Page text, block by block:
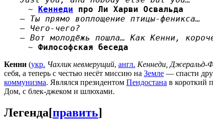
~ Кеннеди про Ли Харви Освальда
— Ты прямо воплощение птицы-феникса…
— Чего-чего?
— Вот молодёжь пошла… Как Кенни,
~ Философская беседа
Кенни (укр. Чахлик невмерущий, англ. Кеннеди, Джеральд-
себя, а теперь с честью несёт миссию на Земле — спасти
коммунизма. Являлся президентом Пендостана в короткий
Дом, с блек-джеком и шлюхами.
Легенда[править]